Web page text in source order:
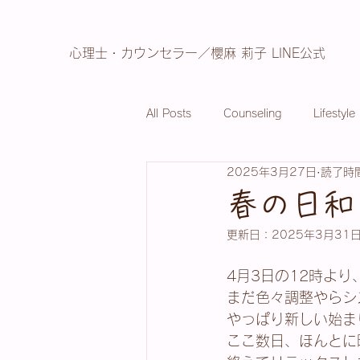
心理士・カウンセラー／櫻麻 莉子 LINE公式
All Posts Counseling Lifestyle
春の日和
2025年3月27日 読了時
更新日： 2025年3月31日
4月3日の12時より
まだ色々調整やら
やっぱり新しい始
ここ数日、ほんと